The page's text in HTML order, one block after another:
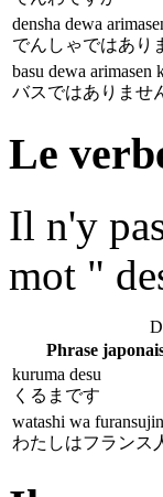
densha dewa
でんしゃではあり
basu dewa arimasen
バスではありませ
Le
Il n'y
mot "
Phrase
kuruma desu
くるまです
watashi wa
わたしはフランス